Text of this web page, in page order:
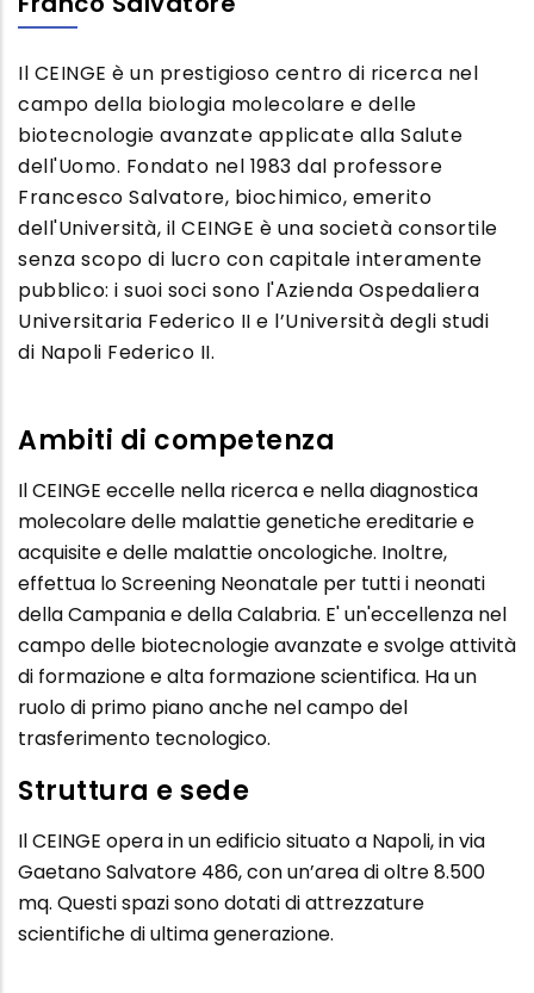
Il CEINGE è un prestigioso centro di ricerca nel
campo della biologia molecolare e delle
biotecnologie avanzate applicate alla Salute
dell'Uomo. Fondato nel 1983 dal professore
Francesco Salvatore, biochimico, emerito
dell'Università, il CEINGE è una società consortile
senza scopo di lucro con capitale interamente
pubblico: i suoi soci sono l'Azienda Ospedaliera
Universitaria Federico II e l’Università degli studi
di Napoli Federico II.
Ambiti di competenza
Il CEINGE eccelle nella ricerca e nella diagnostica
molecolare delle malattie genetiche ereditarie e
acquisite e delle malattie oncologiche. Inoltre,
effettua lo Screening Neonatale per tutti i neonati
della Campania e della Calabria. E' un'eccellenza nel
campo delle biotecnologie avanzate e svolge attività
di formazione e alta formazione scientifica. Ha un
ruolo di primo piano anche nel campo del
trasferimento tecnologico.
Struttura e sede
Il CEINGE opera in un edificio situato a Napoli, in via
Gaetano Salvatore 486, con un’area di oltre 8.500
mq. Questi spazi sono dotati di attrezzature
scientifiche di ultima generazione.